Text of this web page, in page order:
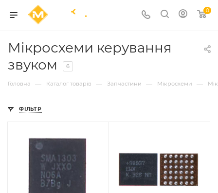
0
Мікросхеми керування
звуком
6
Головна — Каталог товарів — Запчастини — Мікросхеми —
ФІЛЬТР